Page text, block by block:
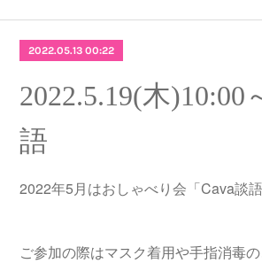
2022.05.13 00:22
2022.5.19(木)10:00
語
2022年5月はおしゃべり会「Cava談語
ご参加の際はマスク着用や手指消毒